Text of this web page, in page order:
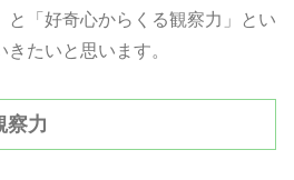
と「好奇心からくる観察力」とい
たいと思います。
察力